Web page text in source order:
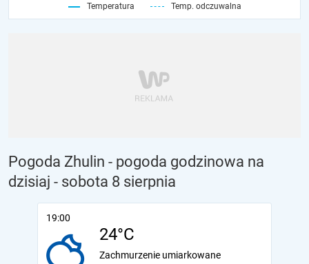
Temperatura Temp. odczuwalna
Pogoda Zhulin - pogoda godzinowa na
dzisiaj - sobota 8 sierpnia
19:00
24°C
Zachmurzenie umiarkowane